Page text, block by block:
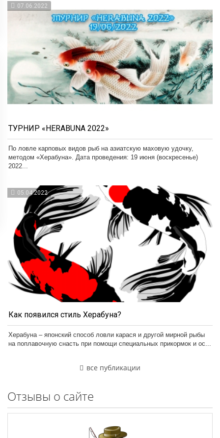
07.06.2022
ТУРНИР «HERABUNA 2022»
По ловле карповых видов рыб на азиатскую маховую удочку,
методом «Херабуна». Дата проведения: 19 июня (воскресенье)
2022...
05.04.2022
Как появился стиль Херабуна?
Херабуна – японский способ ловли карася и другой мирной рыбы
на поплавочную снасть при помощи специальных прикормок и ос...
все публикации
Отзывы о сайте